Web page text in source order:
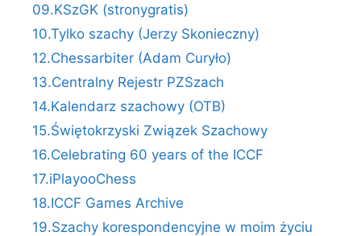
09.KSzGK (stronygratis)
10.Tylko szachy (Jerzy Skonieczny)
12.Chessarbiter (Adam Curyło)
13.Centralny Rejestr PZSzach
14.Kalendarz szachowy (OTB)
15.Świętokrzyski Związek Szachowy
16.Celebrating 60 years of the ICCF
17.iPlayooChess
18.ICCF Games Archive
19.Szachy korespondencyjne w moim życiu